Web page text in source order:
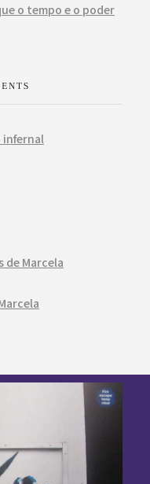
o tempo e o poder
infernal
de Marcela